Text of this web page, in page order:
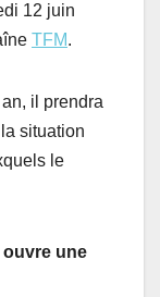
12 juin
TFM.
il prendra
situation
le
ouvre une